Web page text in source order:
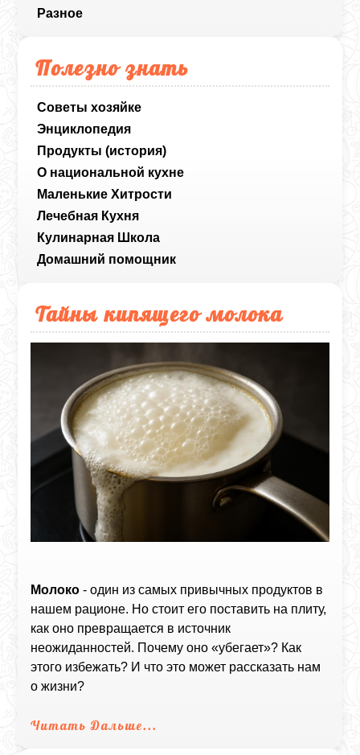
Разное
Полезно знать
Советы хозяйке
Энциклопедия
Продукты (история)
О национальной кухне
Маленькие Хитрости
Лечебная Кухня
Кулинарная Школа
Домашний помощник
Тайны кипящего молока
Молоко - один из самых привычных продуктов в
нашем рационе. Но стоит его поставить на плиту,
как оно превращается в источник
неожиданностей. Почему оно «убегает»? Как
этого избежать? И что это может рассказать нам
о жизни?
Читать Дальше...